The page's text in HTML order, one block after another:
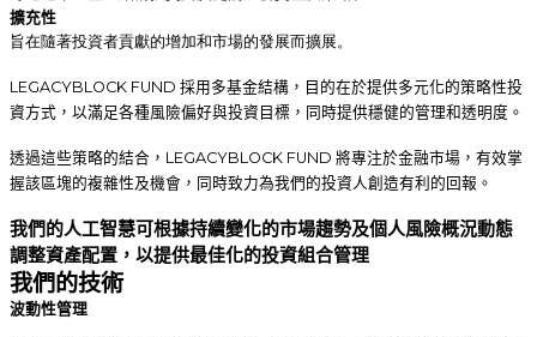
擴充性
旨在隨著投資者貢獻的增加和市場的發展而擴展。
LEGACYBLOCK FUND 採用多基金結構，目的在於提供多元化的策略性投
資方式，以滿足各種風險偏好與投資目標，同時提供穩健的管理和透明度。
透過這些策略的結合，LEGACYBLOCK FUND 將專注於金融市場，有效掌
握該區塊的複雜性及機會，同時致力為我們的投資人創造有利的回報。
我們的人工智慧可根據持續變化的市場趨勢及個人風險概況動態
調整資產配置，以提供最佳化的投資組合管理
我們的技術
波動性管理